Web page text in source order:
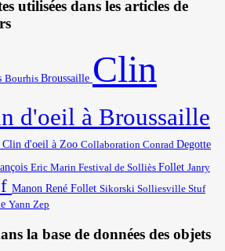
utilisées dans les articles de
Bourhis Broussaille Clin
d'oeil à Broussaille
Clin d'oeil à Zoo Collaboration Conrad Degotte
Eric Marin Festival de Solliès Follet Janry
Manon René Follet Sikorski Solliesville Stuf
Yann Zep
la base de données des objets